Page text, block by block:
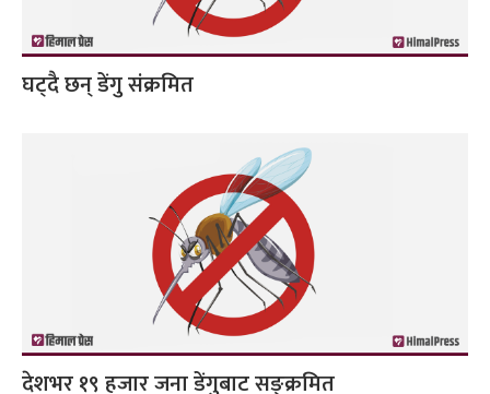
घट्दै छन् डेंगु संक्रमित
देशभर १९ हजार जना डेंगुबाट सङ्क्रमित